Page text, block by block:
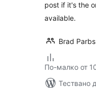
post if it's the
available.
Brad Parbs
По-малко от
Тествано